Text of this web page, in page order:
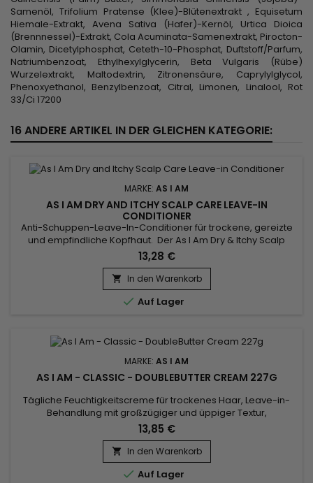
Samenöl, Trifolium Pratense (Klee)-Blütenextrakt , Equisetum
Hiemale-Extrakt, Avena Sativa (Hafer)-Kernöl, Urtica Dioica
(Brennnessel)-Extrakt, Cola Acuminata-Samenextrakt, Pirocton-
Olamin, Dicetylphosphat, Ceteth-10-Phosphat, Duftstoff/Parfum,
Natriumbenzoat, Ethylhexylglycerin, Beta Vulgaris (Rübe)
Wurzelextrakt, Maltodextrin, Zitronensäure, Caprylylglycol,
Phenoxyethanol, Benzylbenzoat, Citral, Limonen, Linalool, Rot
33/Ci 17200
16 ANDERE ARTIKEL IN DER GLEICHEN KATEGORIE:
MARKE: AS I AM
AS I AM DRY AND ITCHY SCALP CARE LEAVE-IN
CONDITIONER
Anti-Schuppen-Leave-In-Conditioner für trockene, gereizte
und empfindliche Kopfhaut. Der As I Am Dry & Itchy Scalp
Care Leave-in Conditioner pflegt die Haarfaser intensiv,
stärkt sie, repariert sie und erleichtert das Stylen der Haare,
während sie Juckreiz, Schuppen und Trockenheit der
Kopfhaut bekämpft. Die nährende Anti-Schuppen-
Behandlung ohne...
13,28 €
 In den Warenkorb
 Auf Lager
MARKE: AS I AM
AS I AM - CLASSIC - DOUBLEBUTTER CREAM 227G
Tägliche Feuchtigkeitscreme für trockenes Haar, Leave-in-
Behandlung mit großzügiger und üppiger Textur,
DoubleButter Cream revitalisiert, macht das Material weich
und macht es nach Wunsch formbar.&nbsp; Auch für dickes
Haar ist die DoubleButter Cream von As I Am besonders gut
geeignet! Die feuchtigkeitsspendende Creme ist reich an
Weichmachern und...
13,85 €
 In den Warenkorb
 Auf Lager